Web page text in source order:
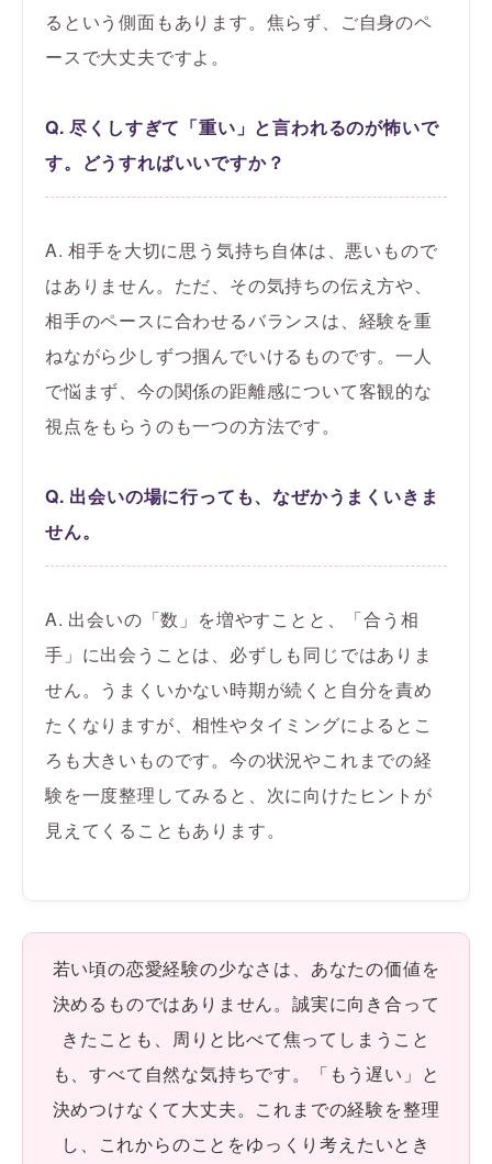
るという側面もあります。焦らず、ご自身のペ
ースで大丈夫ですよ。
Q. 尽くしすぎて「重い」と言われるのが怖いで
す。どうすればいいですか？
A. 相手を大切に思う気持ち自体は、悪いもので
はありません。ただ、その気持ちの伝え方や、
相手のペースに合わせるバランスは、経験を重
ねながら少しずつ掴んでいけるものです。一人
で悩まず、今の関係の距離感について客観的な
視点をもらうのも一つの方法です。
Q. 出会いの場に行っても、なぜかうまくいきま
せん。
A. 出会いの「数」を増やすことと、「合う相
手」に出会うことは、必ずしも同じではありま
せん。うまくいかない時期が続くと自分を責め
たくなりますが、相性やタイミングによるとこ
ろも大きいものです。今の状況やこれまでの経
験を一度整理してみると、次に向けたヒントが
見えてくることもあります。
若い頃の恋愛経験の少なさは、あなたの価値を
決めるものではありません。誠実に向き合って
きたことも、周りと比べて焦ってしまうこと
も、すべて自然な気持ちです。「もう遅い」と
決めつけなくて大丈夫。これまでの経験を整理
し、これからのことをゆっくり考えたいとき